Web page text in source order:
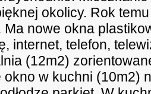
okolicy. Rok
Ma nowe okna
internet, telefon,
(12m2)
w kuchni (10m2)